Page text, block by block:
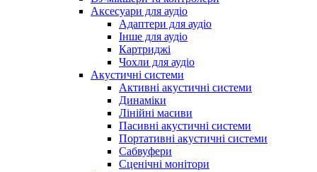
Аксесуари для аудіо
Адаптери для аудіо
Інше для аудіо
Картриджі
Чохли для аудіо
Акустичні системи
Активні акустичні системи
Динаміки
Лінійні масиви
Пасивні акустичні системи
Портативні акустичні системи
Сабвуфери
Сценічні монітори